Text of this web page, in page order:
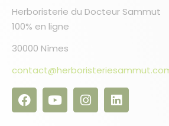
Herboristerie du Docteur Sammut
100% en ligne
30000 Nîmes